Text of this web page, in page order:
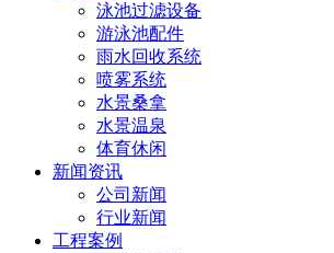
泳池过滤设备
游泳池配件
雨水回收系统
喷雾系统
水景桑拿
水景温泉
体育休闲
新闻资讯
公司新闻
行业新闻
工程案例